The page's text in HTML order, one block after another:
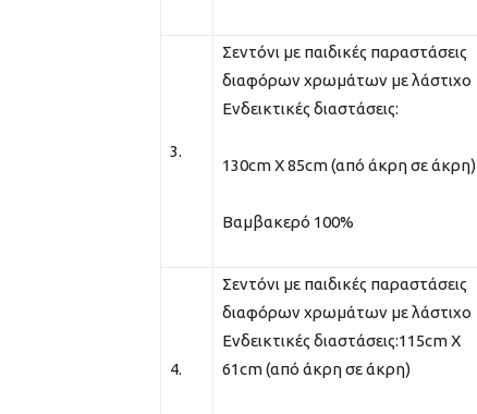
3.
Σεντόνι με παιδικές παραστάσεις
διαφόρων χρωμάτων με λάστιχο
Ενδεικτικές διαστάσεις:
130cm Χ 85cm (από άκρη σε άκρη)
Βαμβακερό 100%
4.
Σεντόνι με παιδικές παραστάσεις
διαφόρων χρωμάτων με λάστιχο
Ενδεικτικές διαστάσεις:115cm Χ
61cm (από άκρη σε άκρη)